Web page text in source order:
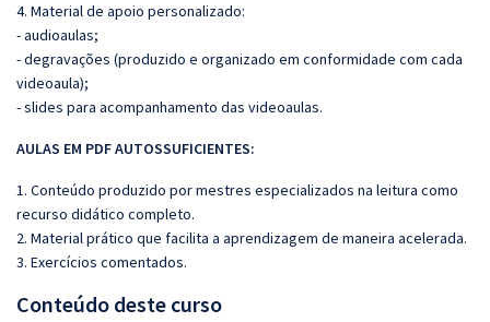
4. Material de apoio personalizado:
- audioaulas;
- degravações (produzido e organizado em conformidade com cada
videoaula);
- slides para acompanhamento das videoaulas.
AULAS EM PDF AUTOSSUFICIENTES:
1. Conteúdo produzido por mestres especializados na leitura como
recurso didático completo.
2. Material prático que facilita a aprendizagem de maneira acelerada.
3. Exercícios comentados.
Conteúdo deste curso